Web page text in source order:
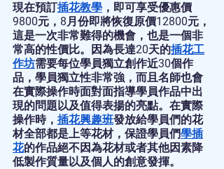
現在預訂插花教學 ，即可享受優惠價
9800元，8月份即將恢復原價12800元，
這是一次非常難得的機會，也是一個非
常高的性價比。因為長達20天的插花工
作坊需要每位學員獨立創作近30個作
品，學員獨立性非常強，而且名師也會
在實際操作時面對面指導學員作品中出
現的問題以及值得表揚的亮點。在實際
操作時， 插花興趣班發放給學員們的花
材全部都是上等花材，保證學員們學插
花的作品絕不因為花材或者其他因素降
低製作質量以及個人的創意發揮。